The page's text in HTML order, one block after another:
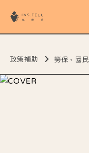
政策補助 勞保、國民年金